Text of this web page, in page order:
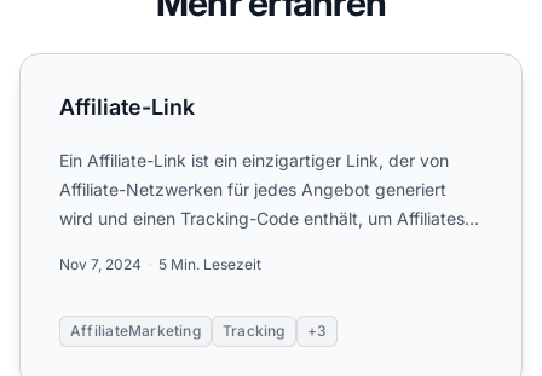
Affiliate-Link
Affiliate-Link
Ein Affiliate-Link ist ein einzigartiger Link, der von
Affiliate-Netzwerken für jedes Angebot generiert
wird und einen Tracking-Code enthält, um Affiliates
Nov 7, 2024 5 Min. Lesezeit
AffiliateMarketing Tracking +3